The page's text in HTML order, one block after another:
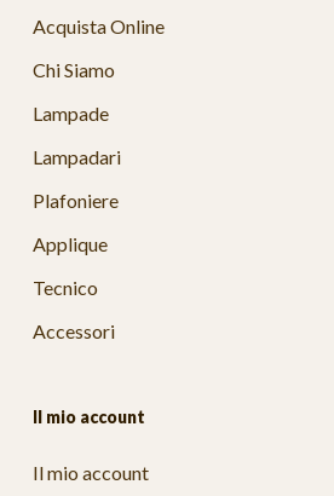
Acquista Online
Chi Siamo
Lampade
Lampadari
Plafoniere
Applique
Tecnico
Accessori
Il mio account
Il mio account